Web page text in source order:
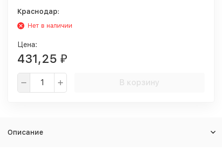
Краснодар:
Нет в наличии
Цена:
431,25 ₽
В корзину
Описание